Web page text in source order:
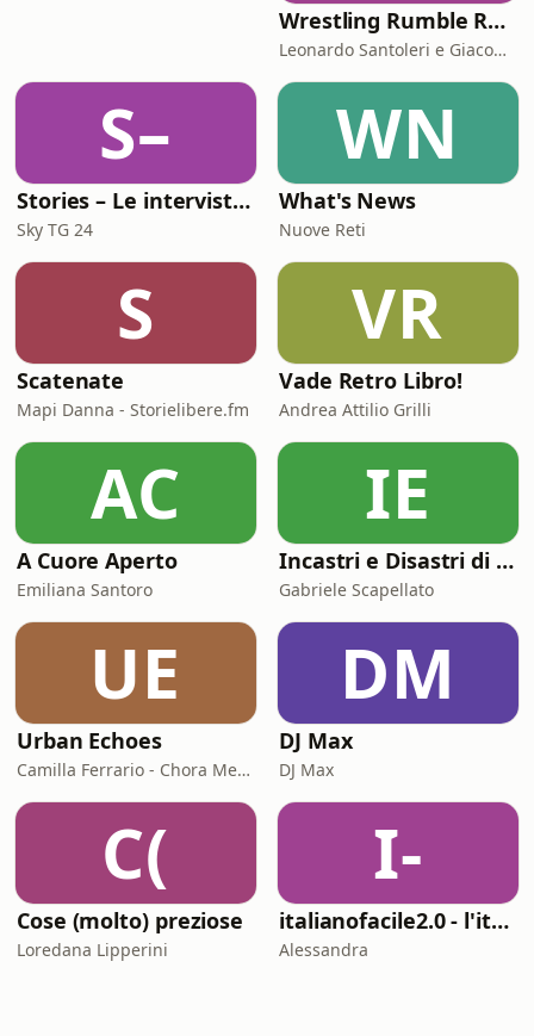
Wrestling Rumble Room Podcast
Leonardo Santoleri e Giacomo Toniaccini
S–
Stories – Le interviste di Omar Schillaci
Sky TG 24
WN
What's News
Nuove Reti
S
Scatenate
Mapi Danna - Storielibere.fm
VR
Vade Retro Libro!
Andrea Attilio Grilli
AC
A Cuore Aperto
Emiliana Santoro
IE
Incastri e Disastri di Coppia
Gabriele Scapellato
UE
Urban Echoes
Camilla Ferrario - Chora Media
DM
DJ Max
DJ Max
C(
Cose (molto) preziose
Loredana Lipperini
I-
italianofacile2.0 - l'italiano con le canzoni
Alessandra